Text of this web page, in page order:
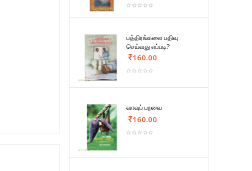
பத்திரங்களை பதிவு
செய்வது எப்படி?
160.00
வாவுப் பறவை
160.00